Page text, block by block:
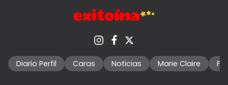
Diario Perfil Caras Noticias Marie Claire